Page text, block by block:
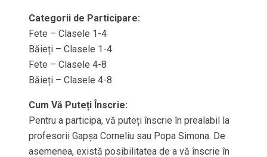
Categorii de Participare:
Fete – Clasele 1-4
Băieți – Clasele 1-4
Fete – Clasele 4-8
Băieți – Clasele 4-8
Cum Vă Puteți Înscrie:
Pentru a participa, vă puteți înscrie în prealabil la
profesorii Gapșa Corneliu sau Popa Simona. De
asemenea, există posibilitatea de a vă înscrie în